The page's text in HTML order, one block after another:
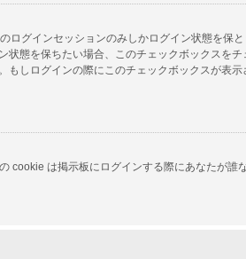
グインセッションのみしかログイン状態を保
態を保ちたい場合、このチェックボックスを
しログインの際にこのチェックボックスが表
は掲示板にログインする際にあなたが